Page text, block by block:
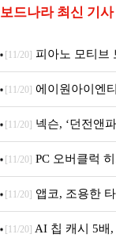
보드나라 최신 기사
[11/20] 피아노 모티브
출시
[11/20] 에이원아이엔
음.ZIP' 이벤트 진행
[11/20] 넥슨, ‘던전앤
데이트!
[11/20] PC 오버클럭
특집(1-4편)
[11/20] 앱코, 조용한
우스 세트 'KM580'
[11/20] AI 칩 캐시 5배